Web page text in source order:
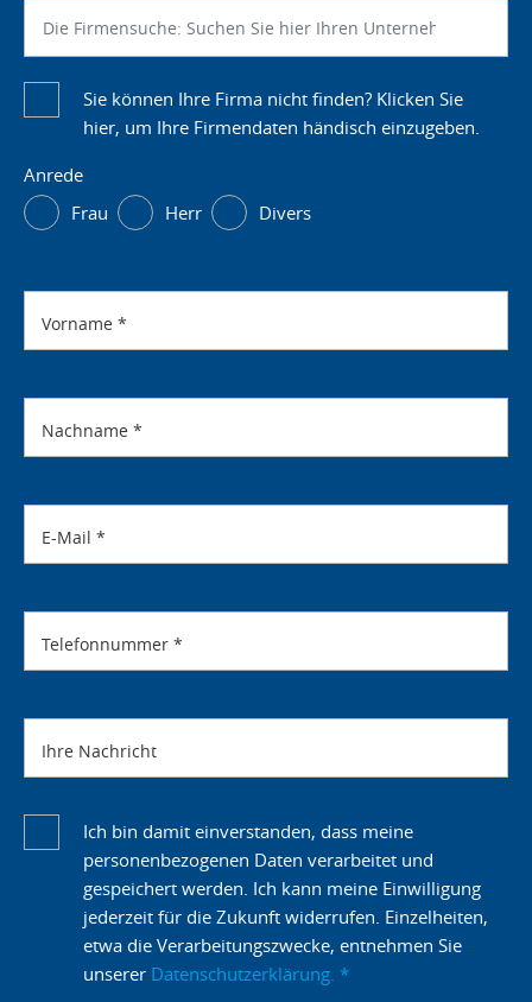
Sie können Ihre Firma nicht finden? Klicken Sie
hier, um Ihre Firmendaten händisch einzugeben.
Anrede
Frau
Herr Divers
Vorname *
Nachname *
E-Mail *
Telefonnummer *
Ihre Nachricht
Ich bin damit einverstanden, dass meine
personenbezogenen Daten verarbeitet und
gespeichert werden. Ich kann meine Einwilligung
jederzeit für die Zukunft widerrufen. Einzelheiten,
etwa die Verarbeitungszwecke, entnehmen Sie
unserer Datenschutzerklärung. *